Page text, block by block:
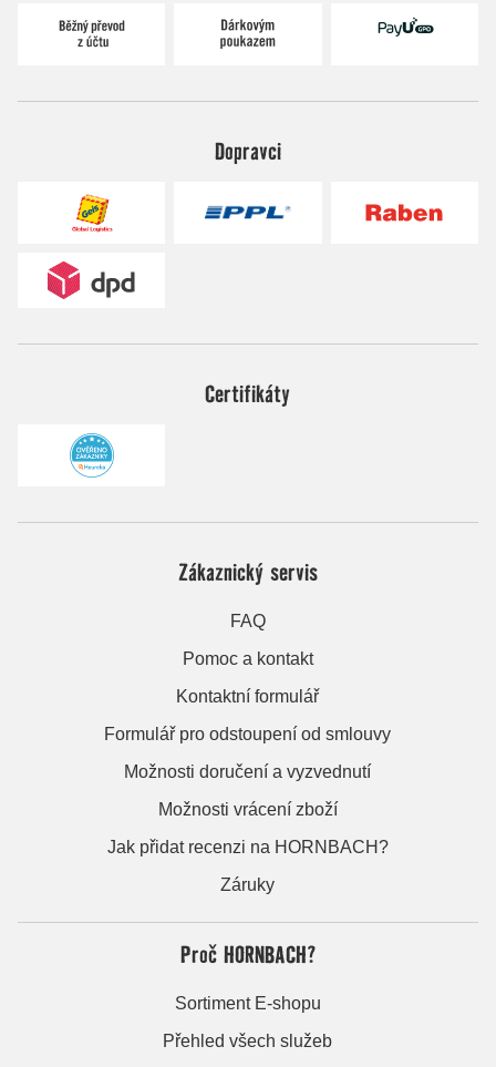
Dopravci
Certifikáty
Zákaznický servis
FAQ
Pomoc a kontakt
Kontaktní formulář
Formulář pro odstoupení od smlouvy
Možnosti doručení a vyzvednutí
Možnosti vrácení zboží
Jak přidat recenzi na HORNBACH?
Záruky
Proč HORNBACH?
Sortiment E-shopu
Přehled všech služeb